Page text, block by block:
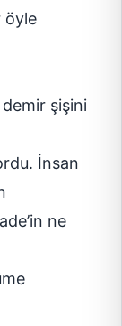
öyle
şişini
İnsan
ne